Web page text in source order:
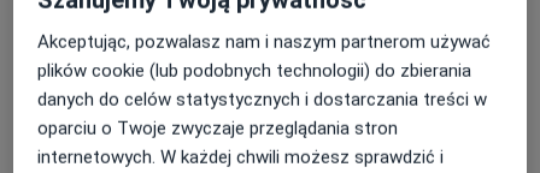
Główne obszary pomocy
Choroby dietozależne
Zaparcia
Zespół policystycznych jajników (PCOS / PMOS)
Cukrzyca typu 2
Insulinooporność +15
Akceptując, pozwalasz nam i naszym partnerom używać
plików cookie (lub podobnych technologii) do zbierania
danych do celów statystycznych i dostarczania treści w
oparciu o Twoje zwyczaje przeglądania stron
internetowych. W każdej chwili możesz sprawdzić i